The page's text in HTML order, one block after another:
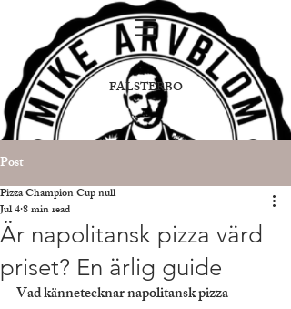
FALSTERBO
Post
Är napolitansk pizza värd
priset? En ärlig guide
Pizza Champion Cup null
Jul 48 min read
Vad kännetecknar napolitansk pizza